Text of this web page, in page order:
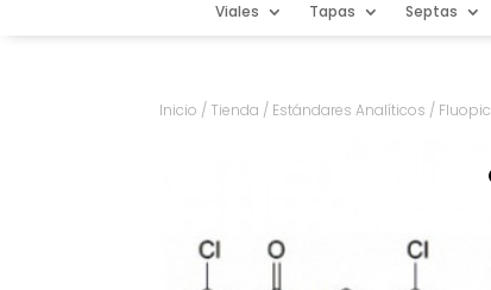
Viales Tapas Septas
Inicio / Tienda / Estándares Analíticos /